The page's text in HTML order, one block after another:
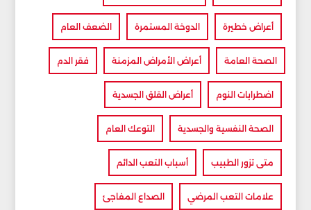
أعراض خطيرة الدوخة المستمرة الضعف العام
الصحة العامة أعراض الأمراض المزمنة فقر الدم
اضطرابات النوم أعراض القلق الجسدية
الصحة النفسية والجسدية التوعك العام
متى تزور الطبيب أسباب التعب الدائم
علامات التعب المرضي الصداع المفاجئ